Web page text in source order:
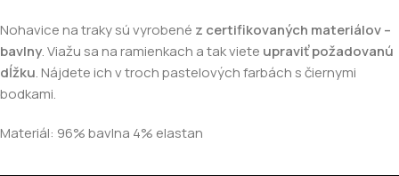
Nohavice na traky sú vyrobené z certifikovaných materiálov –
bavlny. Viažu sa na ramienkach a tak viete upraviť požadovanú
dĺžku. Nájdete ich v troch pastelových farbách s čiernymi
bodkami.
Materiál: 96% bavlna 4% elastan